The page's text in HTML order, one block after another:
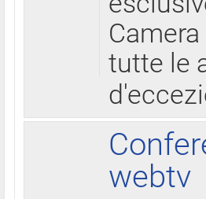
tutte le
webtv